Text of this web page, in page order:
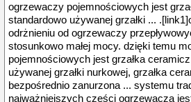
ogrzewaczy pojemnościowych jest
standardowo używanej grzałki ...
odrżnieniu od ogrzewaczy
stosunkowo małej mocy. dzięki temu
pojemnościowych jest grzałka
używanej grzałki nurkowej, grzałka
bezpośrednio zanurzona ... systemu
najważniejszych części ogrzewacza